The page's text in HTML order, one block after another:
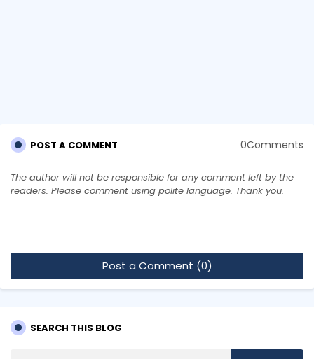
POST A COMMENT 0Comments
The author will not be responsible for any comment left by the
readers. Please comment using polite language. Thank you.
Post a Comment (0)
SEARCH THIS BLOG